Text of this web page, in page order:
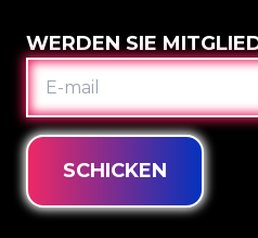
WERDEN SIE
E-
MAIL
SCHICKEN